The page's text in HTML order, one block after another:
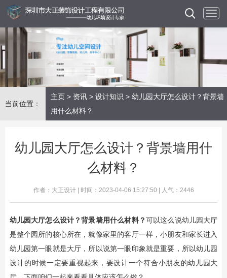
当前位置：
主页 > 资讯 > 设计知识 > 幼儿园大厅怎么设计？背景墙
用什么材料？
幼儿园大厅怎么设计？背景墙用什
么材料？
作者：大正设计 | 时间：2023-04-06 15:27:50 | 人气：2446
幼儿园大厅怎么设计？背景墙用什么材料？可以这么说幼儿园大厅
是整个园所的核心所在，就像家里的客厅一样，小朋友和家长进入
幼儿园第一眼就是大厅，所以说第一眼印象就是重要，所以幼儿园
设计的时候一定要重视起来，要设计一个符合小朋友的幼儿园大